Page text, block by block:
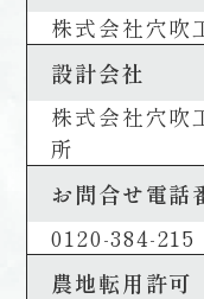
株式会社穴吹
設計会社
株式会社穴吹
所
お問合せ電話
0120-384-215
農地転用許可